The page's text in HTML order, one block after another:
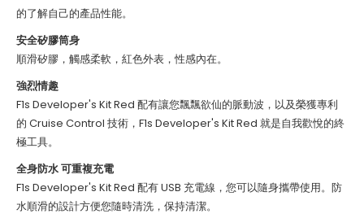
的了解自己的產品性能。
安全矽膠筒身
順滑矽膠，觸感柔軟，紅色外表，性感內在。
強烈情趣
F1s Developer's Kit Red 配有讓您飄飄欲仙的脈動波，以及榮獲專利
的 Cruise Control 技術，F1s Developer's Kit Red 就是自我歡悅的終
極工具。
全身防水 可重複充電
F1s Developer's Kit Red 配有 USB 充電線，您可以隨身攜帶使用。防
水順滑的設計方便您隨時清洗，保持清潔。